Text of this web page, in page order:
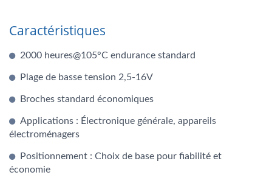
Caractéristiques
2000 heures@105°C endurance standard
Plage de basse tension 2,5-16V
Broches standard économiques
Applications : Électronique générale, appareils
électroménagers
Positionnement : Choix de base pour fiabilité et
économie